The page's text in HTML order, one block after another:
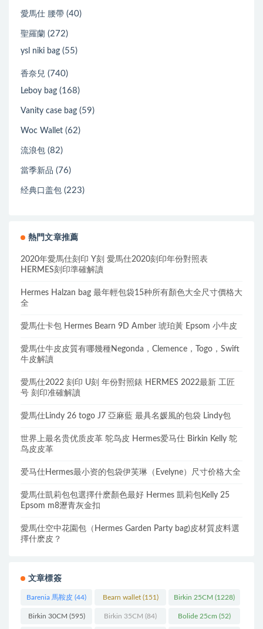
愛馬仕 腰帶 (40)
聖羅蘭 (272)
ysl niki bag (55)
香奈兒 (740)
Leboy bag (168)
Vanity case bag (59)
Woc Wallet (62)
流浪包 (82)
當季新品 (76)
经典口盖包 (223)
熱門文章推薦
2020年愛馬仕刻印 Y刻 愛馬仕2020刻印年份對照表
HERMES刻印準確解讀
Hermes Halzan bag 最年輕包袋15种所有顏色大全尺寸價格大
全
愛馬仕卡包 Hermes Bearn 9D Amber 琥珀黃 Epsom 小牛皮
愛馬仕牛皮皮質有哪幾種Negonda，Clemence，Togo，Swift
牛皮解讀
愛馬仕2022 刻印 U刻 年份對照錶 HERMES 2022最新 工匠
号 刻印准確解讀
愛馬仕Lindy 26 togo J7 亞麻藍 最具名媛風的包袋 Lindy包
世界上最名贵优质皮革 鸵鸟皮 Hermes爱马仕 Birkin Kelly 鸵
鸟皮皮革
爱马仕Hermes最小资的包袋伊芙琳（Evelyne）尺寸价格大全
愛馬仕凱莉包包選擇什麽顏色最好 Hermes 凱莉包Kelly 25
Epsom m8瀝青灰金扣
愛馬仕空中花園包（Hermes Garden Party bag)皮材質皮料選
擇什麽皮？
文章標簽
Barenia 馬鞍皮 (44) Bearn wallet(151) Birkin 25CM (1228)
Birkin 30CM (595) Birkin 35CM (84) Bolide 25cm (52)